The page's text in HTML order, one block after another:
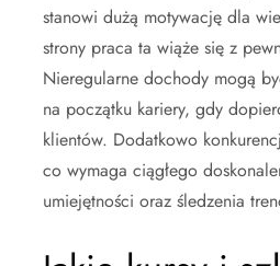
stanowi dużą motywację dla
strony praca ta wiąże się z
Nieregularne dochody mogą
na początku kariery, gdy
klientów. Dodatkowo
co wymaga ciągłego
umiejętności oraz śledzenia